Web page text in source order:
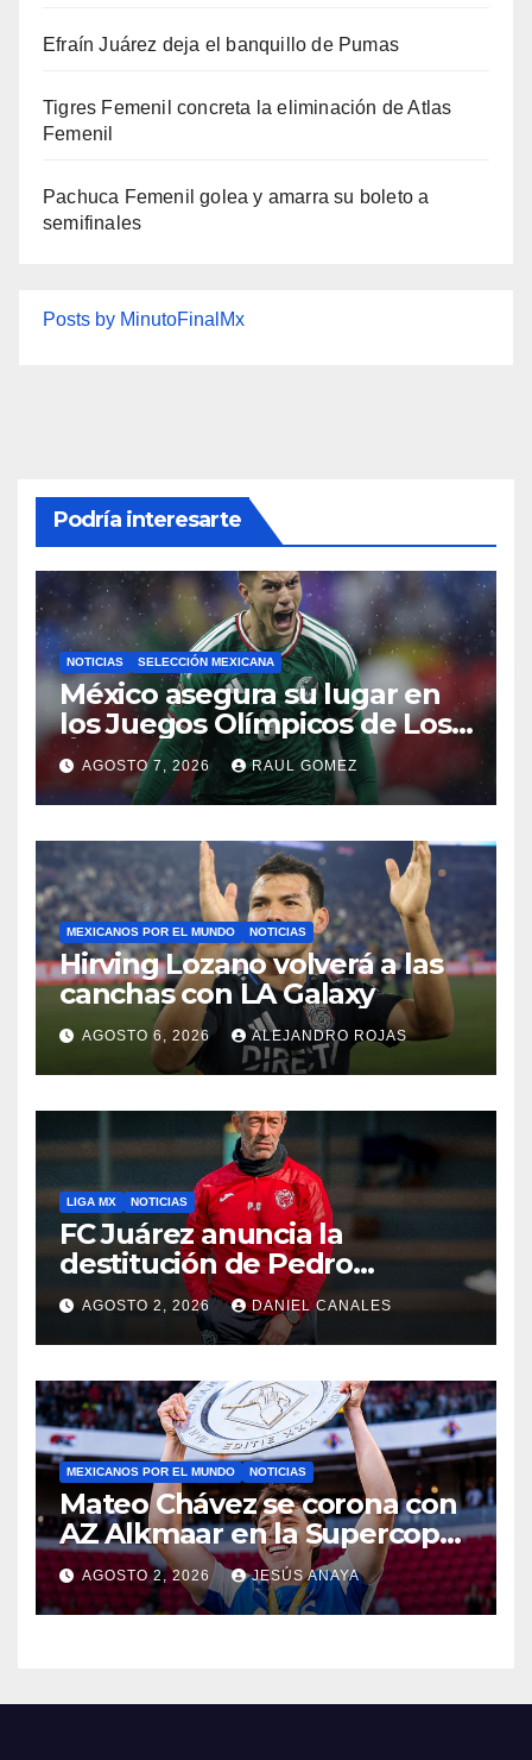
Efraín Juárez deja el banquillo de Pumas
Tigres Femenil concreta la eliminación de Atlas
Femenil
Pachuca Femenil golea y amarra su boleto a
semifinales
Posts by MinutoFinalMx
Podría interesarte
NOTICIAS SELECCIÓN MEXICANA
México asegura su lugar en
los Juegos Olímpicos de Los
Ángeles 2028
AGOSTO 7, 2026 RAUL GOMEZ
MEXICANOS POR EL MUNDO NOTICIAS
Hirving Lozano volverá a las
canchas con LA Galaxy
AGOSTO 6, 2026 ALEJANDRO ROJAS
LIGA MX NOTICIAS
FC Juárez anuncia la
destitución de Pedro
Caixinha
AGOSTO 2, 2026 DANIEL CANALES
MEXICANOS POR EL MUNDO NOTICIAS
Mateo Chávez se corona con
AZ Alkmaar en la Supercopa
de Países Bajos
AGOSTO 2, 2026 JESÚS ANAYA